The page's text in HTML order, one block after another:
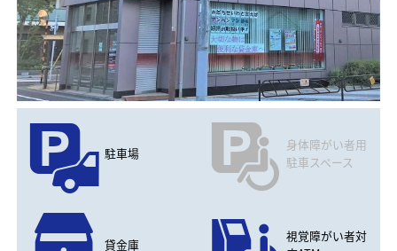
駐車場
身体障がい者用
駐車スペース
貸金庫
視覚障がい者対